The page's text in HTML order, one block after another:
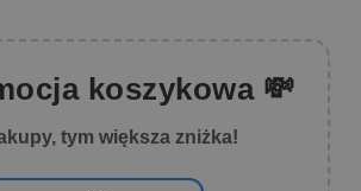
koszykowa 💸
tym większa zniżka!